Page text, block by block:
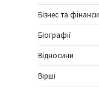
Бізнес та фінанси
Біографії
Відносини
Вірші